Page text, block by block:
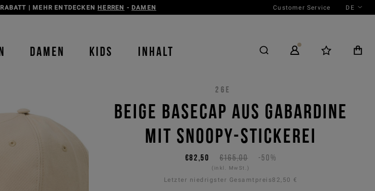
JEANS-KOLLEKTIONHERREN-DAMEN Customer Service DE
DAMEN KIDS INHALT
26E
BEIGE BASECAP AUS GABARDINE
MIT SNOOPY-STICKEREI
€165,00 -50%
€82,50
(inkl. MwSt.)
Letzter niedrigster Gesamtpreis82,50 €